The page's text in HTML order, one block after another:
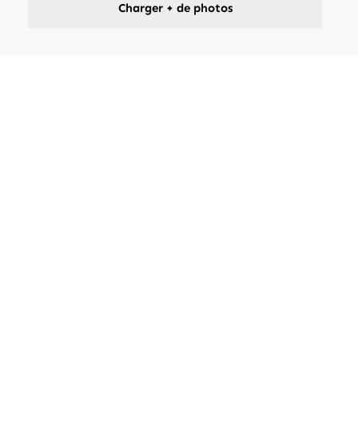
Charger + de photos